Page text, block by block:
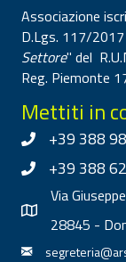
Associazione
D.Lgs. 117/
Settore" del
Reg. Piemonte
Mettiti in
+39 388
+39 388
Via
28845 -